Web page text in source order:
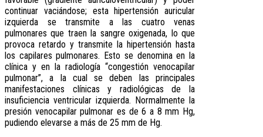
continuar vaciándose; esta hipertensión auricular
izquierda se transmite a las cuatro venas
pulmonares que traen la sangre oxigenada, lo que
provoca retardo y transmite la hipertensión hasta
los capilares pulmonares. Esto se denomina en la
clínica y en la radiología “congestión venocapilar
pulmonar”, a la cual se deben las principales
manifestaciones clínicas y radiológicas de la
insuficiencia ventricular izquierda. Normalmente la
presión venocapilar pulmonar es de 6 a 8 mm Hg,
pudiendo elevarse a más de 25 mm de Hg.